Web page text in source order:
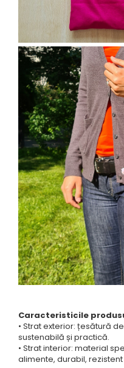
Caracteristicile
• Strat exterior: țesătură
sustenabilă și practică.
• Strat interior: material
alimente, durabil,